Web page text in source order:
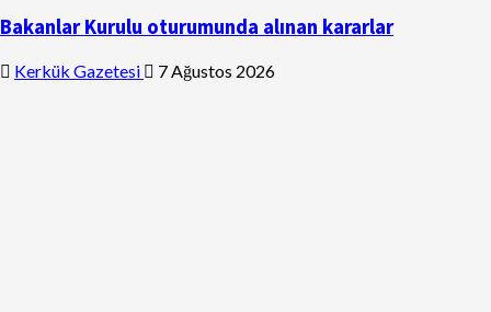
Bakanlar Kurulu oturumunda alınan kararlar
Kerkük Gazetesi 7 Ağustos 2026